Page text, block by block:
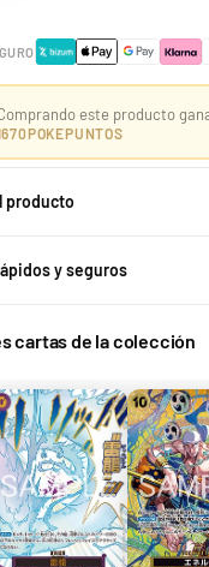
2025 Deck Yuya Okita
este producto
POKEPUNTOS
producto
y seguros
cartas de la colección